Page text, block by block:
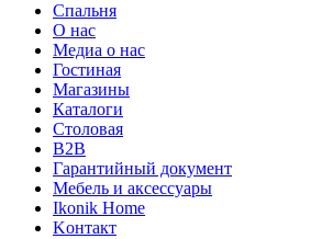
Cпальня
О нас
Медиа о нас
Гостиная
Mагазины
Каталоги
Cтоловая
B2B
Гарантийный документ
Мебель и аксессуары
Ikonik Home
Kонтакт